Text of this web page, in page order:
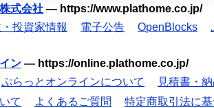
式会社 — https://www.plathome.co.jp/
投資家情報 電子公告 OpenBlocks
ン — https://online.plathome.co.jp/
ぷらっとオンラインについて
見積書・
て
よくあるご質問
特定商取引法に